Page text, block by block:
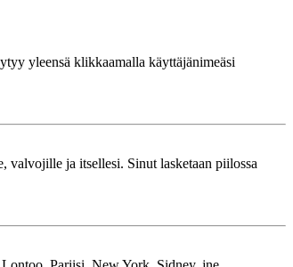
yleensä klikkaamalla käyttäjänimeäsi
valvojille ja itsellesi. Sinut lasketaan piilossa